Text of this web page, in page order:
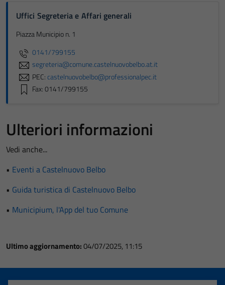
Uffici Segreteria e Affari generali
Piazza Municipio n. 1
0141/799155
segreteria@comune.castelnuovobelbo.at.it
PEC:castelnuovobelbo@professionalpec.it
Fax: 0141/799155
Ulteriori informazioni
Vedi anche...
• Eventi a Castelnuovo Belbo
• Guida turistica di Castelnuovo Belbo
• Municipium, l'App del tuo Comune
Ultimo aggiornamento:04/07/2025, 11:15